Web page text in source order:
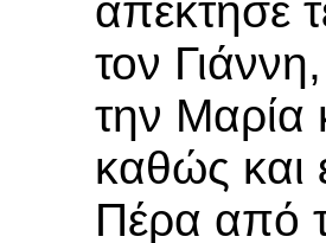
απέκτησε
τον
την Μαρία
καθώς και
Πέρα από